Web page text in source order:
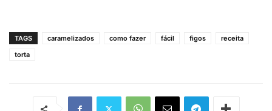
TAGS caramelizados como fazer fácil figos
receita
torta